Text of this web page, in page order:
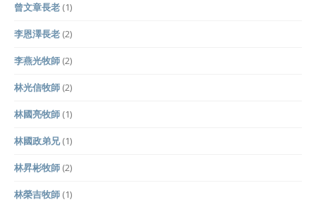
曾文章長老 (1)
李恩澤長老 (2)
李燕光牧師 (2)
林光信牧師 (2)
林國亮牧師 (1)
林國政弟兄(1)
林昇彬牧師 (2)
林榮吉牧師 (1)